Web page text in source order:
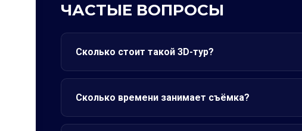
ЧАСТЫЕ ВОПРОСЫ
Сколько стоит такой 3D-тур?
Сколько времени занимает съёмка?